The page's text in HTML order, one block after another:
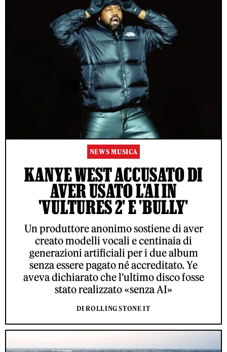
NEWS MUSICA
KANYE WEST ACCUSATO DI
AVER USATO L'AI IN
'VULTURES 2' E 'BULLY'
Un produttore anonimo sostiene di aver
creato modelli vocali e centinaia di
generazioni artificiali per i due album
senza essere pagato né accreditato. Ye
aveva dichiarato che l'ultimo disco fosse
stato realizzato «senza AI»
DI ROLLING STONE IT